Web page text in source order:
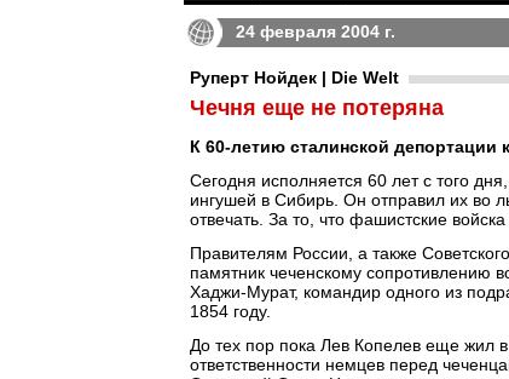
24 февраля 2004 г.
Руперт Нойдек | Die Welt
Чечня еще не потеряна
К 60-летию сталинской депортации
Сегодня исполняется 60 лет с того
ингушей в Сибирь. Он отправил их во
отвечать. За то, что фашистские
Правителям России, а также
памятник чеченскому сопротивлению
Хаджи-Мурат, командир одного из
1854 году.
До тех пор пока Лев Копелев еще жил
ответственности немцев перед